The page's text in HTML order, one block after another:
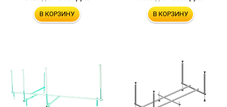
В КОРЗИНУ В КОРЗИНУ